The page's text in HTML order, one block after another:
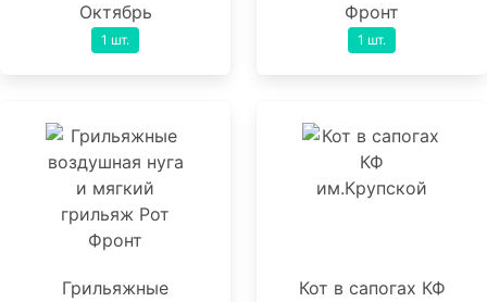
Октябрь
1 шт.
Фронт
1 шт.
Грильяжные
Кот в сапогах КФ